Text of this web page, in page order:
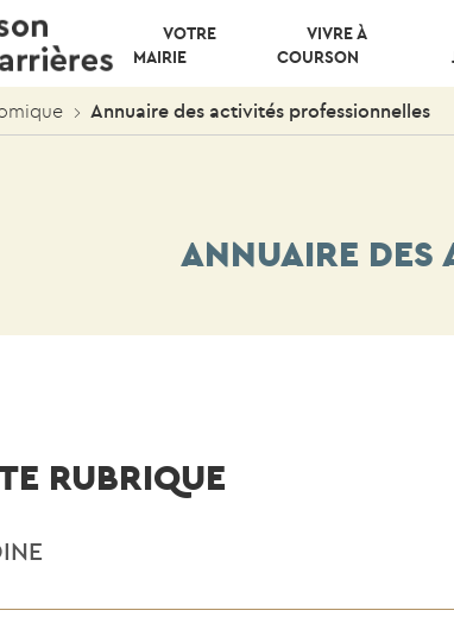
VOTRE
MAIRIE
VIVRE À
COURSON
Annuaire des activités professionnelles
ANNUAIRE DES
RUBRIQUE